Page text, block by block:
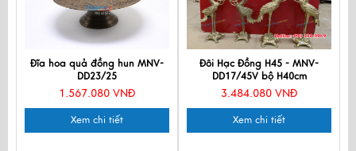
Đĩa hoa quả đồng hun MNV-
DD23/25
1.567.080 VNĐ
Xem chi tiết
Đôi Hạc Đồng H45 - MNV-
DD17/45V bộ H40cm
3.484.080 VNĐ
Xem chi tiết